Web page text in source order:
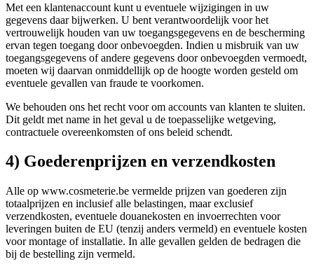
Met een klantenaccount kunt u eventuele wijzigingen in uw
gegevens daar bijwerken. U bent verantwoordelijk voor het
vertrouwelijk houden van uw toegangsgegevens en de bescherming
ervan tegen toegang door onbevoegden. Indien u misbruik van uw
toegangsgegevens of andere gegevens door onbevoegden vermoedt,
moeten wij daarvan onmiddellijk op de hoogte worden gesteld om
eventuele gevallen van fraude te voorkomen.
We behouden ons het recht voor om accounts van klanten te sluiten.
Dit geldt met name in het geval u de toepasselijke wetgeving,
contractuele overeenkomsten of ons beleid schendt.
4) Goederenprijzen en verzendkosten
Alle op www.cosmeterie.be vermelde prijzen van goederen zijn
totaalprijzen en inclusief alle belastingen, maar exclusief
verzendkosten, eventuele douanekosten en invoerrechten voor
leveringen buiten de EU (tenzij anders vermeld) en eventuele kosten
voor montage of installatie. In alle gevallen gelden de bedragen die
bij de bestelling zijn vermeld.